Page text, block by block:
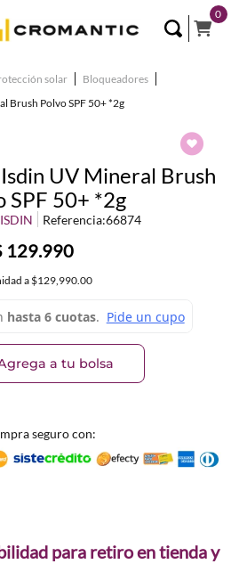
0
solar
Bloqueadores
Brush Polvo SPF 50+ *2g
UV Mineral Brush
SPF 50+ *2g
ISDIN Referencia:66874
129.990
a $129,990.00
a tu bolsa
seguro con:
para retiro en tienda y